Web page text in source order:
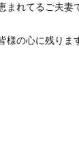
まれてるご夫妻
様の心に残り